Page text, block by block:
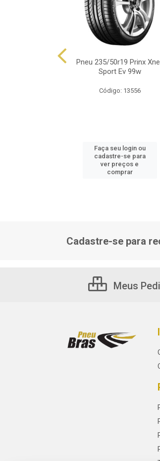
Pneu 235/50r19 Prinx
Sport Ev 99w
Código: 13556
Faça seu login ou
cadastre-se para
ver preços e
comprar
Cadastre-se para
Meus